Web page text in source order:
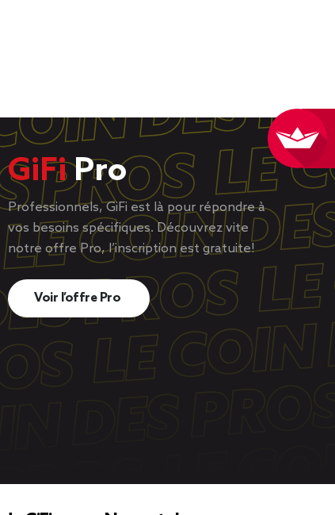
GiFiPro
Professionnels, GiFi est là pour répondre à
vos besoins spécifiques. Découvrez vite
notre offre Pro, l’inscription est gratuite!
Voir l’offre Pro